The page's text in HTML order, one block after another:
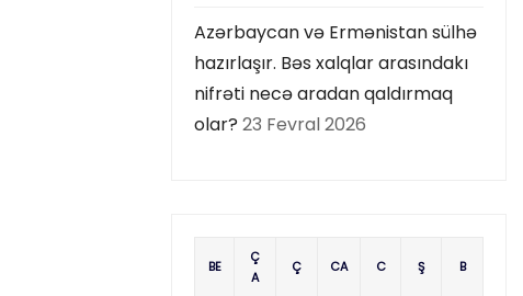
Azərbaycan və Ermənistan sülhə
hazırlaşır. Bəs xalqlar arasındakı
nifrəti necə aradan qaldırmaq
olar? 23 Fevral 2026
BE
Ç
A
Ç CA C Ş B